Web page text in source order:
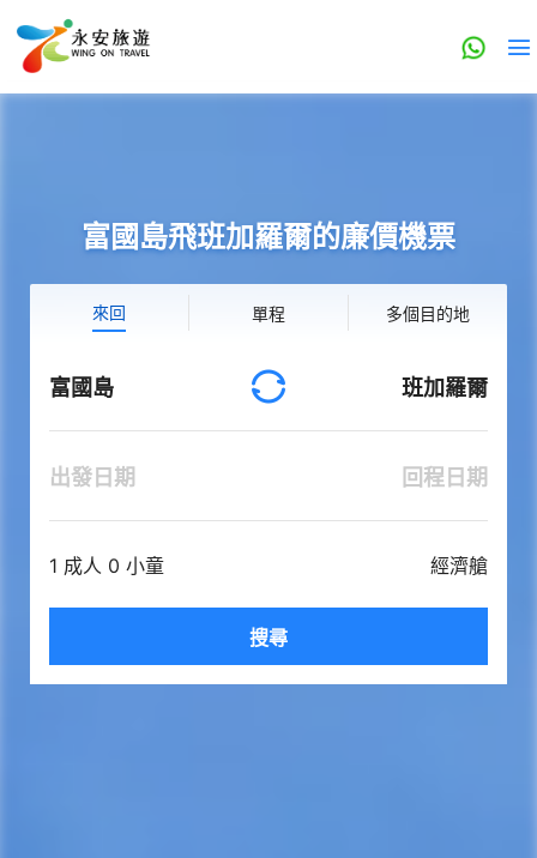
富國島飛班加羅爾的廉價機票
來回 單程 多個目的地
富國島 班加羅爾
出發日期 回程日期
1 成人 0 小童 經濟艙
搜尋